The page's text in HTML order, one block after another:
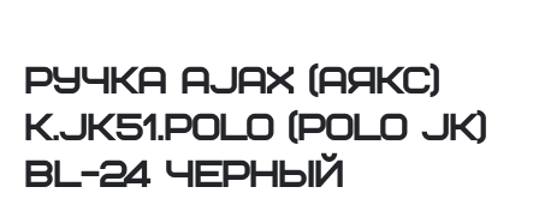
Ручка Ajax (Аякс)
K.JK51.POLO (POLO JK)
BL-24 черный